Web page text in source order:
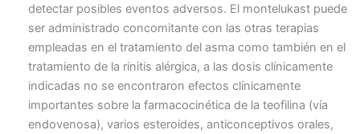
detectar posibles eventos adversos. El montelukast puede
ser administrado concomitante con las otras terapias
empleadas en el tratamiento del asma como también en el
tratamiento de la rinitis alérgica, a las dosis clínicamente
indicadas no se encontraron efectos clínicamente
importantes sobre la farmacocinética de la teofilina (vía
endovenosa), varios esteroides, anticonceptivos orales,